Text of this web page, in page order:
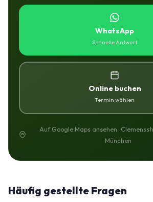
WhatsApp
Schnelle Antwort
Online buchen
Termin wählen
Auf Google Maps ansehen ·
München
Häufig gestellte Fragen